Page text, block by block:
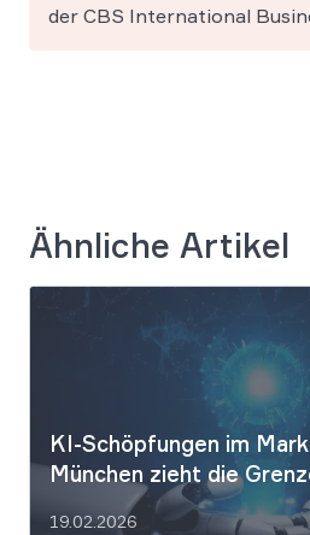
der CBS International
Ähnliche Artikel
KI-Schöpfungen im
München zieht die
19.02.2026